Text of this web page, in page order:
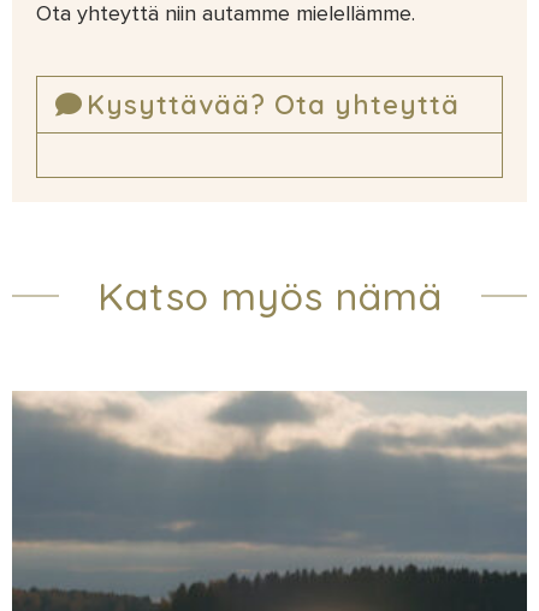
Ota yhteyttä niin autamme mielellämme.
Kysyttävää? Ota yhteyttä
Katso myös nämä